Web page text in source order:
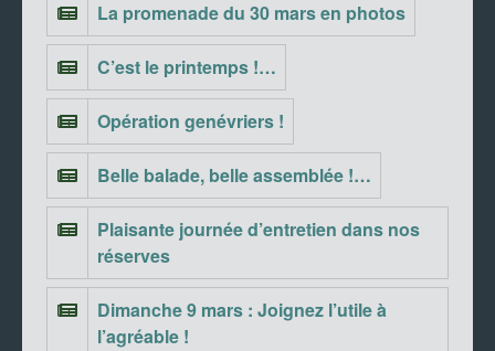
La promenade du 30 mars en photos
C’est le printemps !…
Opération genévriers !
Belle balade, belle assemblée !…
Plaisante journée d’entretien dans nos
réserves
Dimanche 9 mars : Joignez l’utile à
l’agréable !